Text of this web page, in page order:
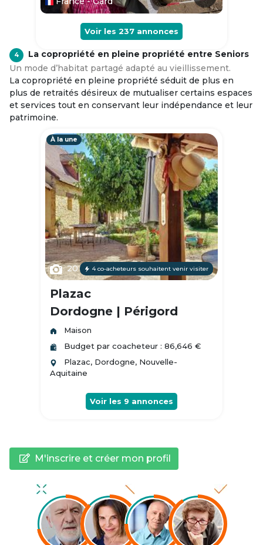
Voir les 237 annonces
4
La copropriété en pleine propriété entre Seniors
Un mode d’habitat partagé adapté au vieillissement.
La copropriété en pleine propriété séduit de plus en
plus de retraités désireux de mutualiser certains espaces
et services tout en conservant leur indépendance et leur
patrimoine.
À la une
20 4 co-acheteurs souhaitent venir visiter
Plazac
Dordogne | Périgord
Maison
Budget par coacheteur : 86,646 €
Plazac, Dordogne, Nouvelle-
Aquitaine
Voir les 9 annonces
M'inscrire et créer mon profil